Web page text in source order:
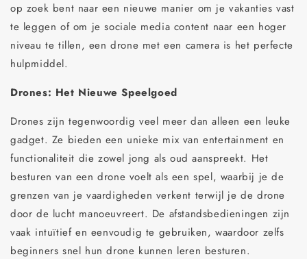
op zoek bent naar een nieuwe manier om je vakanties vast
te leggen of om je sociale media content naar een hoger
niveau te tillen, een drone met een camera is het perfecte
hulpmiddel.
Drones: Het Nieuwe Speelgoed
Drones zijn tegenwoordig veel meer dan alleen een leuke
gadget. Ze bieden een unieke mix van entertainment en
functionaliteit die zowel jong als oud aanspreekt. Het
besturen van een drone voelt als een spel, waarbij je de
grenzen van je vaardigheden verkent terwijl je de drone
door de lucht manoeuvreert. De afstandsbedieningen zijn
vaak intuïtief en eenvoudig te gebruiken, waardoor zelfs
beginners snel hun drone kunnen leren besturen.